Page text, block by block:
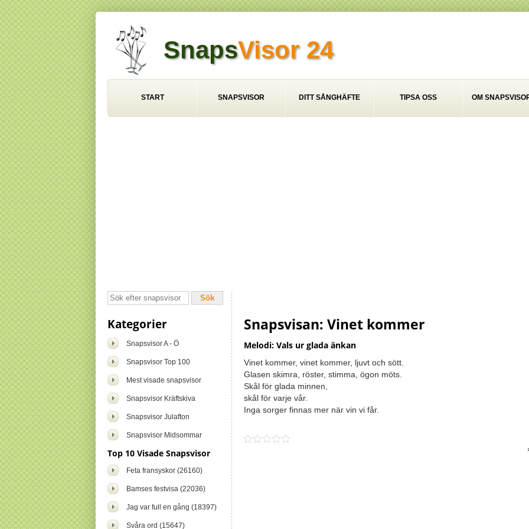
SnapsVisor 24
START SNAPSVISOR DITT SÅNGHÄFTE TIPSA OSS OM
Kategorier
Snapsvisor A - Ö
Snapsvisor Top 100
Mest visade snapsvisor
Snapsvisor Kräftskiva
Snapsvisor Julafton
Snapsvisor Midsommar
Top 10 Visade Snapsvisor
Feta fransyskor (26160)
Bamses festvisa (22036)
Jag var full en gång (18397)
Svåra ord (15647)
Snapsvisan: Vinet kommer
Melodi: Vals ur glada änkan
Vinet kommer, vinet kommer, ljuvt och sött.
Glasen skimra, röster, stimma, ögon möts.
Skål för glada minnen,
skål för varje vår.
Inga sorger finnas mer när vin vi får.